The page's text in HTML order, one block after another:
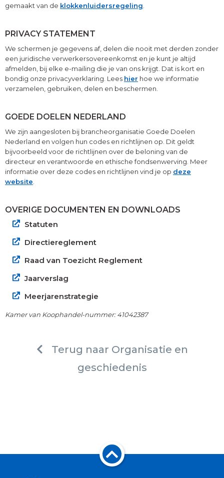
gemaakt van de klokkenluidersregeling
PRIVACY STATEMENT
We schermen je gegevens af, delen die nooit met derden zonder
een juridische verwerkersovereenkomst en je kunt je altijd
afmelden, bij elke e-mailing die je van ons krijgt. Dat is kort en
bondig onze privacyverklaring. Lees hier hoe we informatie
verzamelen, gebruiken, delen en beschermen.
GOEDE DOELEN NEDERLAND
We zijn aangesloten bij brancheorganisatie Goede Doelen
Nederland en volgen hun codes en richtlijnen op. Dit geldt
bijvoorbeeld voor de richtlijnen over de beloning van de
directeur en verantwoorde en ethische fondsenwerving. Meer
informatie over deze codes en richtlijnen vind je op deze
website
OVERIGE DOCUMENTEN EN DOWNLOADS
Statuten
Directiereglement
Raad van Toezicht Reglement
Jaarverslag
Meerjarenstrategie
Kamer van Koophandel-nummer: 41042387
Terug naar Organisatie en
geschiedenis